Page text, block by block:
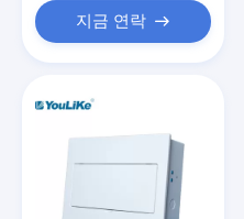
지금 연락